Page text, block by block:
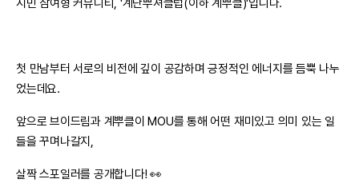
첫 만남부터 서로의 비전에 깊이 공감하며 긍정적인 에너지를 듬뿍 나누
었는데요.
앞으로 브이드림과 계뿌클이 MOU를 통해 어떤 재미있고 의미 있는 일
들을 꾸며나갈지,
살짝 스포일러를 공개합니다! 👀